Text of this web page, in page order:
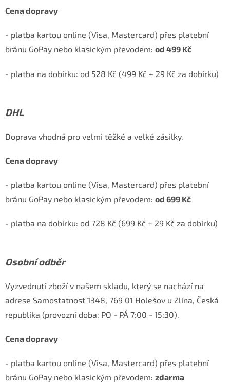
Cena dopravy
- platba kartou online (Visa, Mastercard) přes platební
bránu GoPay nebo klasickým převodem: od 499 Kč
- platba na dobírku: od 528 Kč (499 Kč + 29 Kč za dobírku)
DHL
Doprava vhodná pro velmi těžké a velké zásilky.
Cena dopravy
- platba kartou online (Visa, Mastercard) přes platební
bránu GoPay nebo klasickým převodem: od 699 Kč
- platba na dobírku: od 728 Kč (699 Kč + 29 Kč za dobírku)
Osobní odběr
Vyzvednutí zboží v našem skladu, který se nachází na
adrese Samostatnost 1348, 769 01 Holešov u Zlína, Česká
republika (provozní doba: PO - PÁ 7:00 - 15:30).
Cena dopravy
- platba kartou online (Visa, Mastercard) přes platební
bránu GoPay nebo klasickým převodem: zdarma